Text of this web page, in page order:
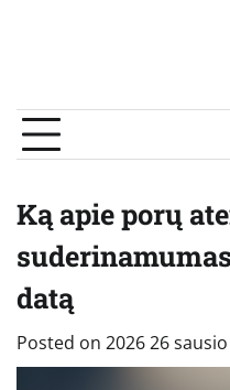
Ką apie porų
datą
Posted on 2026 26 sausio